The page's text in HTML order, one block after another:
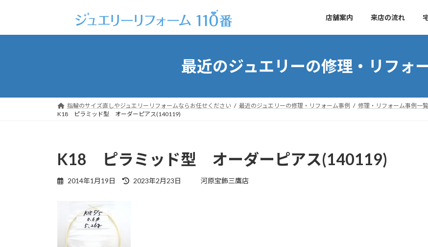
ッ
移
店舗案内 来店の流れ
最近のジュエリーの修理・リフォ
指輪のサイズ直しやジュエリーリフォームならお任せください 最近のジュエリーの修理・リフォーム事例 修理・リフォーム事例一覧
K18 ピラミッド型 オーダーピアス(140119)
K18 ピラミッド型 オーダーピアス(140119)
2014年1月19日
最
2023年2月23日 河原宝飾三鷹店